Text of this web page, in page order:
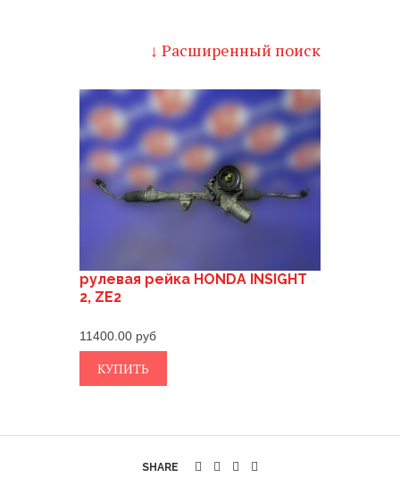
↓ Расширенный поиск
рулевая рейка HONDA INSIGHT
2, ZE2
11400.00
КУПИТЬ
SHARE